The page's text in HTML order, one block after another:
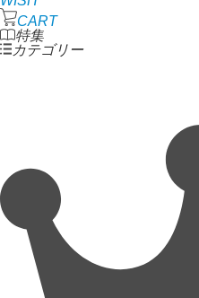
CART
特集
カテゴリー